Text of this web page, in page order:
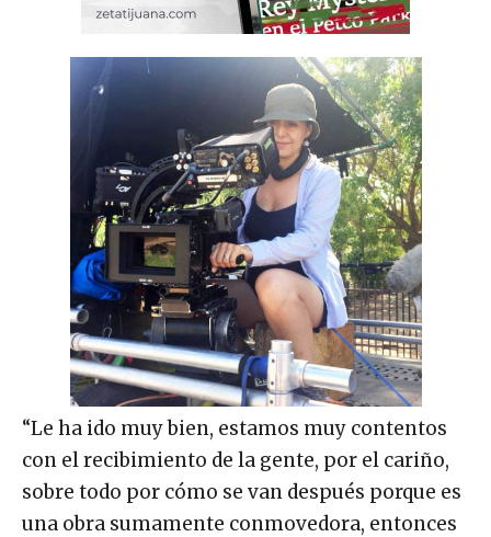
“Le ha ido muy bien, estamos muy contentos
con el recibimiento de la gente, por el cariño,
sobre todo por cómo se van después porque es
una obra sumamente conmovedora, entonces